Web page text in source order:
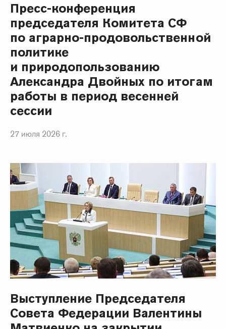
Пресс-конференция
председателя Комитета СФ
по аграрно-продовольственной
политике
и природопользованию
Александра Двойных по итогам
работы в период весенней
сессии
27 июля 2026 г.
Выступление Председателя
Совета Федерации Валентины